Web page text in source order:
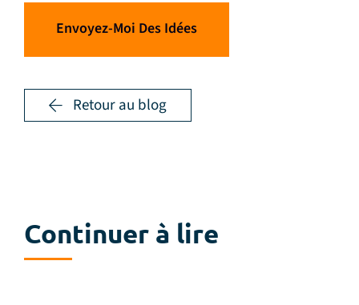
Envoyez-Moi Des Idées
Retour au blog
Continuer à lire